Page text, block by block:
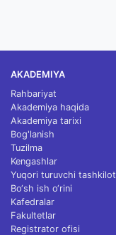
AKADEMIYA
Rahbariyat
Akademiya haqida
Akademiya tarixi
Bog'lanish
Tuzilma
Kengashlar
Yuqori turuvchi tashkilot
Bo‘sh ish o‘rini
Kafedralar
Fakultetlar
Registrator ofisi